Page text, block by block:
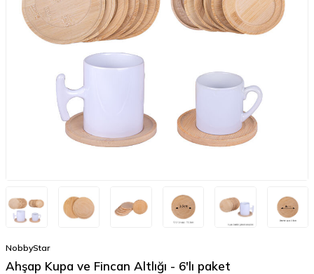
NobbyStar
Ahşap Kupa ve Fincan Altlığı - 6'lı paket